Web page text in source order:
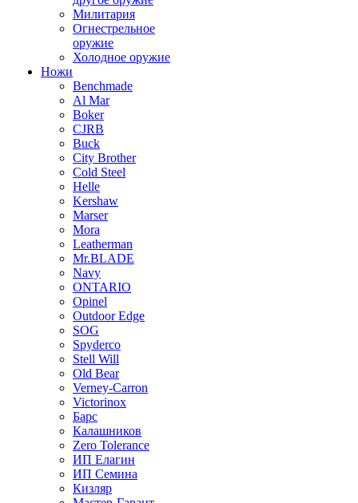
Милитария
Огнестрельное
оружие
Холодное оружие
Ножи
Benchmade
Al Mar
Boker
CJRB
Buck
City Brother
Cold Steel
Helle
Kershaw
Marser
Mora
Leatherman
Mr.BLADE
Navy
ONTARIO
Opinel
Outdoor Edge
SOG
Spyderco
Stell Will
Old Bear
Verney-Carron
Victorinox
Барс
Калашников
Zero Tolerance
ИП Елагин
ИП Семина
Кизляр